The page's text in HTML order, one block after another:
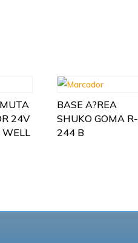
24V
BASE A?REA
SHUKO GOMA R-
244 B